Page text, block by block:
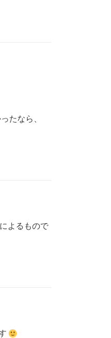
たなら、
よるもので